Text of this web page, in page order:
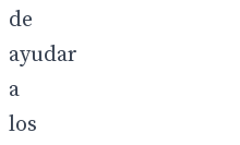
de
ayudar
a
los